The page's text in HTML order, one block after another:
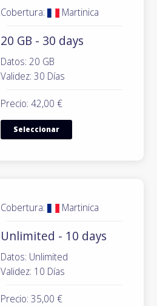
Cobertura: Martinica
20 GB - 30 days
Datos: 20 GB
Validez: 30 Días
Precio: 42,00 €
Seleccionar
Cobertura: Martinica
Unlimited - 10 days
Datos: Unlimited
Validez: 10 Días
Precio: 35,00 €